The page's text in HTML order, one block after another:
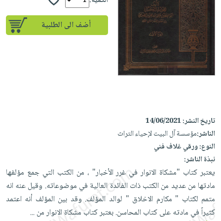
إختياراتنا
كتب
أكاديمية
صندوق
القراءة
iKitab
بلا
حدود
يتكرر
على
Android
تحميل
iKitab
على
Apple
أسئلة
يتكرر
طرحها
تحميل
masmu3
على
masmu3
على
Apple
المواضيع
الأكثر
مبيعاً
إختياراتنا
وسائل
القراءة
جوائز
تعليمية
الصحة
والعناية
الشخصية
جديد
العناية
الشخصية
العناية
وتصفيف
الشعر
العناية
بالجسم
المطبخ
والسفرة
جديد
الكل
أواني
الطهي
أدوات
متجر
الهدايا
أقسام
أضف الى الطلبية
تاريخ النشر:14/06/2021
الناشر:مؤسسة آل البيت لإحياء التراث
النوع:ورقي غلاف فني
نبذة الناشر:
يعتبر كتاب "مشكاة الانوار في غرر الأخبار" ، من الكتب التي جمع مؤلفها
مادتها من عديد من الكتب ذات الفائدة العالية في موضوعاته. وقيل عنه انه
متمم لكتاب " مكارم الاخلاق " لوالد المؤلف. وقد بين المؤلف أنه اعتمد
كثيراً في مادته على كتاب المحاسن. بعتبر كتاب مشكاة الانوار من...